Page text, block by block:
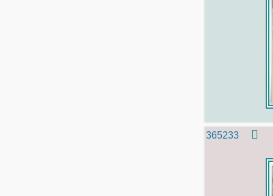
365233